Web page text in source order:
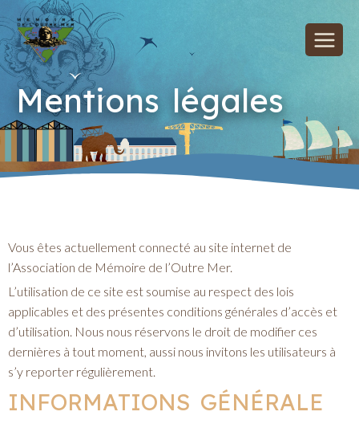
Mentions légales
Vous êtes actuellement connecté au site internet de
l’Association de Mémoire de l’Outre Mer.
L’utilisation de ce site est soumise au respect des lois
applicables et des présentes conditions générales d’accès et
d’utilisation. Nous nous réservons le droit de modifier ces
dernières à tout moment, aussi nous invitons les utilisateurs à
s’y reporter régulièrement.
INFORMATIONS GÉNÉRALE